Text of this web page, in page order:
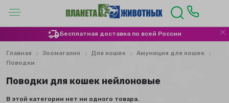
Бесплатная доставка по всей России
Главная Зоомагазин Для кошек
Амуниция для кошек
Поводки
Поводки для кошек нейлоновые
В этой категории нет ни одного товара.